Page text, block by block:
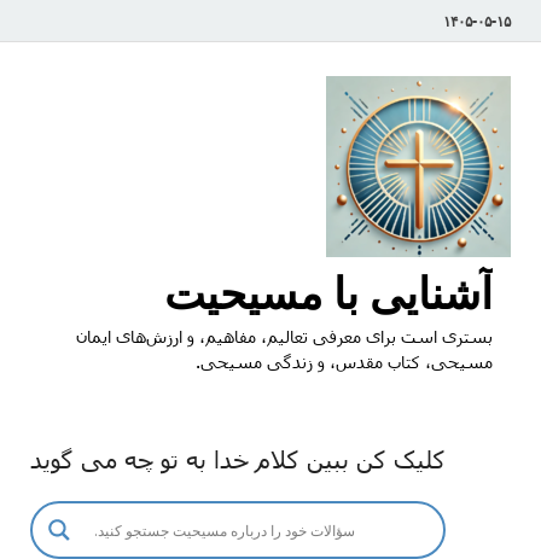
۱۴۰۵-۰۵-۱۵
آشنایی با مسیحیت
بستری است برای معرفی تعالیم، مفاهیم، و ارزش‌های ایمان
مسیحی، کتاب مقدس، و زندگی مسیحی.
کلیک کن ببین کلام خدا به تو چه می گوید